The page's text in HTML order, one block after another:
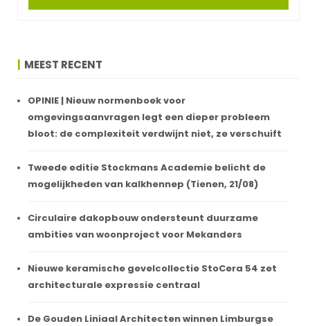
MEEST RECENT
OPINIE | Nieuw normenboek voor
omgevingsaanvragen legt een dieper probleem
bloot: de complexiteit verdwijnt niet, ze verschuift
Tweede editie Stockmans Academie belicht de
mogelijkheden van kalkhennep (Tienen, 21/08)
Circulaire dakopbouw ondersteunt duurzame
ambities van woonproject voor Mekanders
Nieuwe keramische gevelcollectie StoCera 54 zet
architecturale expressie centraal
De Gouden Liniaal Architecten winnen Limburgse